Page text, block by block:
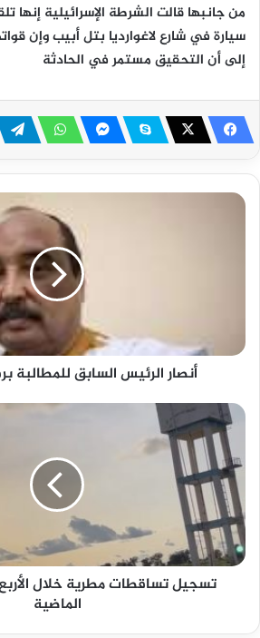
من جانبها قالت الشرطة الإسرائيلية إنها
سيارة في شارع لاغوارديا بتل أبيب وإن
إلى أن التحقيق مستمر في الحادثة
أنصار الرئيس السابق للمطالبة
تسجيل تساقطات مطرية خلال
الماضية